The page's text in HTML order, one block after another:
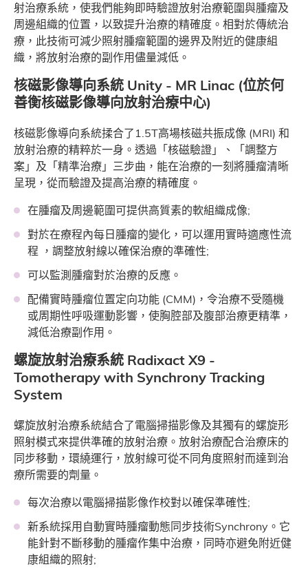
射治療系統，使我們能夠即時驗證放射治療範圍與腫瘤及
周邊組織的位置，以致提升治療的精確度。相對於傳統治
療，此技術可減少照射腫瘤範圍的邊界及附近的健康組
織，將放射治療的副作用儘量減低。
核磁影像導向系統 Unity - MR Linac (位於何
善衡核磁影像導向放射治療中心)
核磁影像導向系統揉合了1.5T高場核磁共振成像 (MRI) 和
放射治療的精粹於一身。透過「核磁驗證」、「調整方
案」及「精準治療」三步曲，能在治療的一刻將腫瘤清晰
呈現，從而驗證及提高治療的精確度。
在腫瘤及周邊範圍可提供高質素的軟組織成像;
對於在療程內每日腫瘤的變化，可以運用實時適應性流
程 ，調整放射線以確保治療的準確性;
可以監測腫瘤對於治療的反應。
配備實時腫瘤位置定向功能 (CMM)，令治療不受隨機
或周期性呼吸運動影響，使胸腔部及腹部治療更精準，
減低治療副作用。
螺旋放射治療系統 Radixact X9 -
Tomotherapy with Synchrony Tracking
System
螺旋放射治療系統結合了電腦掃描影像及其獨有的螺旋形
照射模式來提供準確的放射治療。放射治療配合治療床的
同步移動，環繞運行，放射線可從不同角度照射而達到治
療所需要的劑量。
每次治療以電腦掃描影像作校對以確保準確性;
新系統採用自動實時腫瘤動態同步技術Synchrony。它
能針對不斷移動的腫瘤作集中治療，同時亦避免附近健
康組織的照射;